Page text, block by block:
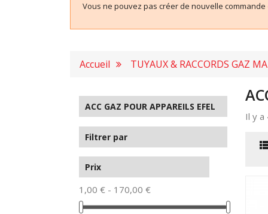
Vous ne pouvez pas créer de nouvelle
Accueil TUYAUX & RACCORDS GAZ
ACC GAZ POUR APPAREILS EFEL
Filtrer par
Prix
1,00 € - 170,00 €
Il y a